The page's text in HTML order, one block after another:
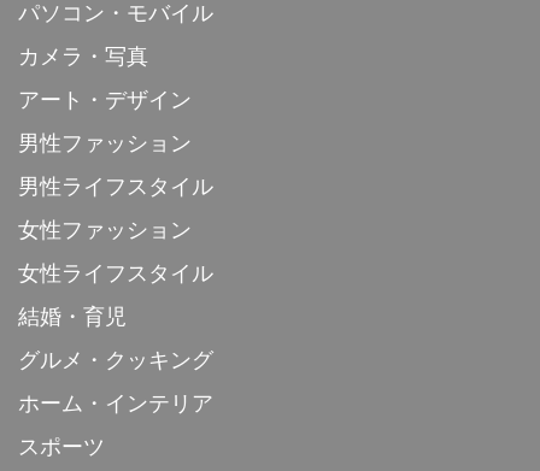
パソコン・モバイル
カメラ・写真
アート・デザイン
男性ファッション
男性ライフスタイル
女性ファッション
女性ライフスタイル
結婚・育児
グルメ・クッキング
ホーム・インテリア
スポーツ